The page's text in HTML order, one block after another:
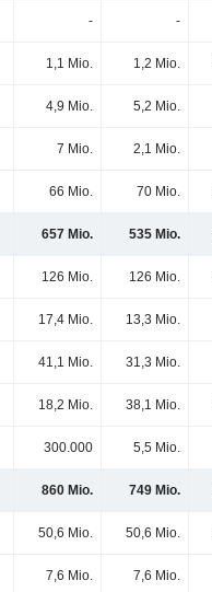
- -
1,1 Mio. 1,2 Mio.
4,9 Mio. 5,2 Mio.
7 Mio. 2,1 Mio.
66 Mio. 70 Mio.
657 Mio. 535 Mio.
126 Mio. 126 Mio.
17,4 Mio. 13,3 Mio.
41,1 Mio. 31,3 Mio.
18,2 Mio. 38,1 Mio.
300.000 5,5 Mio.
860 Mio. 749 Mio.
50,6 Mio. 50,6 Mio.
7,6 Mio. 7,6 Mio.